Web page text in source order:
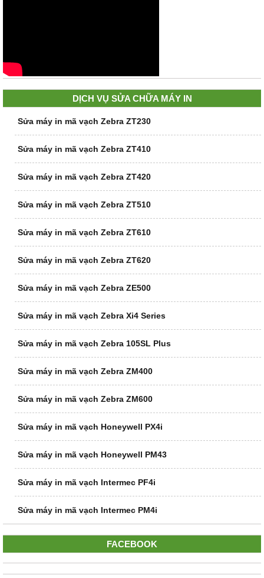
DỊCH VỤ SỬA CHỮA MÁY IN
Sửa máy in mã vạch Zebra ZT230
Sửa máy in mã vạch Zebra ZT410
Sửa máy in mã vạch Zebra ZT420
Sửa máy in mã vạch Zebra ZT510
Sửa máy in mã vạch Zebra ZT610
Sửa máy in mã vạch Zebra ZT620
Sửa máy in mã vạch Zebra ZE500
Sửa máy in mã vạch Zebra Xi4 Series
Sửa máy in mã vạch Zebra 105SL Plus
Sửa máy in mã vạch Zebra ZM400
Sửa máy in mã vạch Zebra ZM600
Sửa máy in mã vạch Honeywell PX4i
Sửa máy in mã vạch Honeywell PM43
Sửa máy in mã vạch Intermec PF4i
Sửa máy in mã vạch Intermec PM4i
FACEBOOK